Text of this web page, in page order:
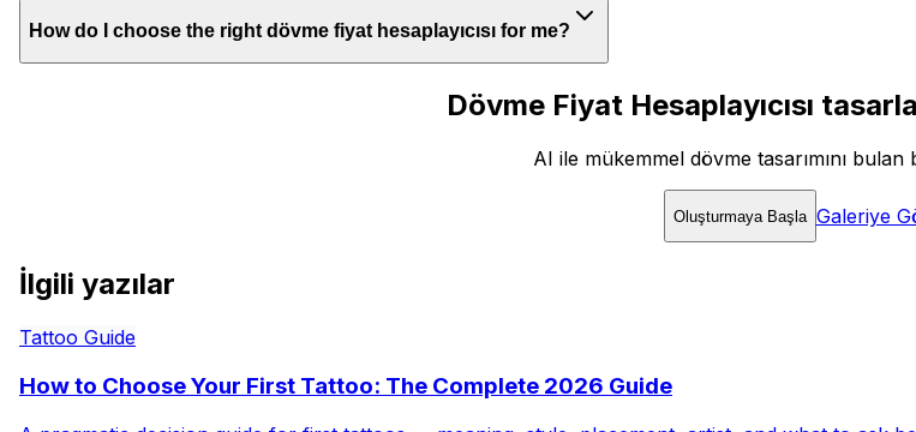
How do I choose the right dövme fiyat hesaplayıcısı for me?
Dövme Fiyat Hesaplayıcısı
AI ile mükemmel dövme tasarımını bulan
Oluşturmaya Başla Galeriye
İlgili yazılar
Tattoo Guide
How to Choose Your First Tattoo: The Complete 2026 Guide